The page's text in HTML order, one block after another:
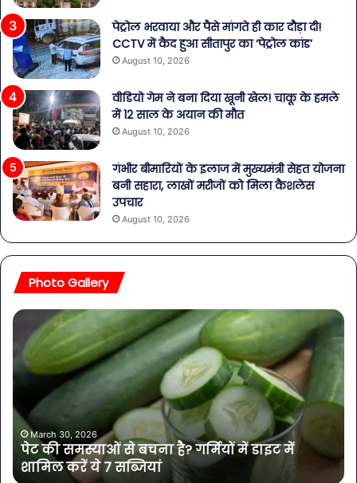
पेट्रोल भरवाया और पैसे मांगते ही कार दौड़ा दी!
CCTV में कैद हुआ सीतापुर का ‘पेट्रोल कांड’
August 10, 2026
वीडियो गेम ने बना दिया खूनी खेल! चाकू के हमले
में 12 साल के अयान की मौत
August 10, 2026
गंभीर बीमारियों के इलाज में मुख्यमंत्री सेहत योजना
बनी सहारा, लाखों मरीजों को मिला कैशलेस
उपचार
August 10, 2026
Photo Gallery
पेट
समस्याओं
गर्मियों
डाइट
March 30, 2026
पेट की समस्याओं से बचना है? गर्मियों में डाइट में
शामिल करें ये 7 सब्जियां